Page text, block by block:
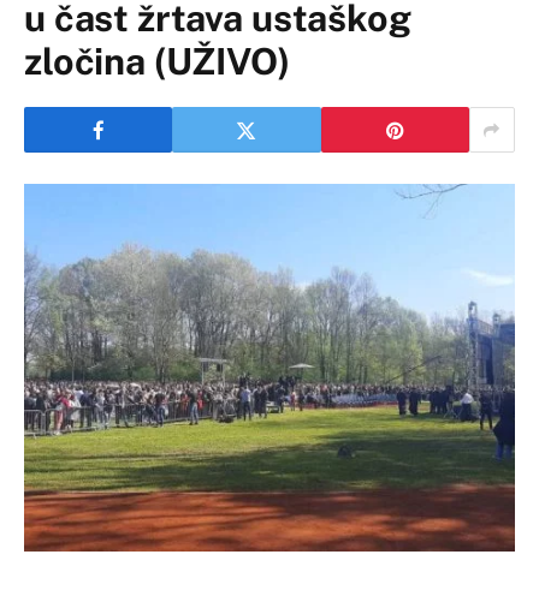
u čast žrtava ustaškog
zločina (UŽIVO)